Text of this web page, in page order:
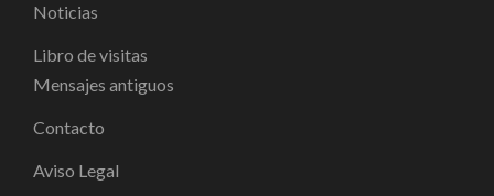
Noticias
Libro de visitas
Mensajes antiguos
Contacto
Aviso Legal